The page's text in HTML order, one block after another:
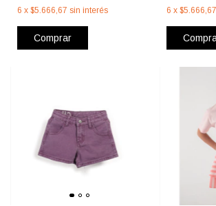
6 x $5.666,67 sin interés
Comprar
6 x $5.666,67